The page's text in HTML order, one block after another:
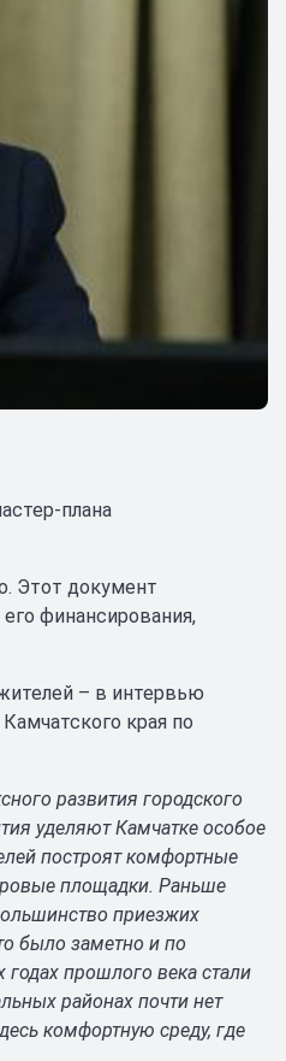
плана
Этот документ
финансирования,
– в интервью
края по
развития городского
уделяют Камчатке особое
построят комфортные
площадки. Раньше
приезжих
было заметно и по
прошлого века стали
районах почти нет
комфортную среду, где